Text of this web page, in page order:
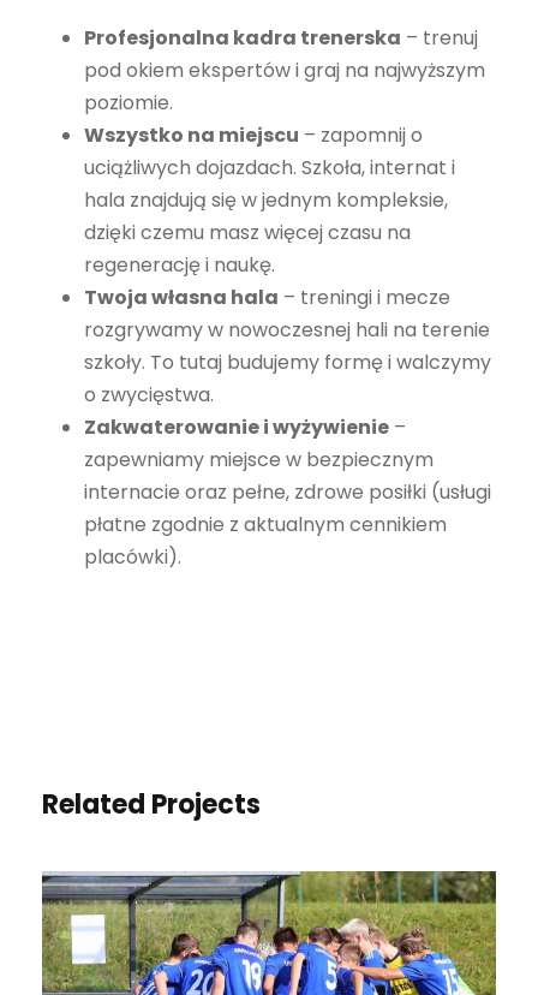
Profesjonalna kadra trenerska – trenuj
pod okiem ekspertów i graj na najwyższym
poziomie.
Wszystko na miejscu – zapomnij o
uciążliwych dojazdach. Szkoła, internat i
hala znajdują się w jednym kompleksie,
dzięki czemu masz więcej czasu na
regenerację i naukę.
Twoja własna hala – treningi i mecze
rozgrywamy w nowoczesnej hali na terenie
szkoły. To tutaj budujemy formę i walczymy
o zwycięstwa.
Zakwaterowanie i wyżywienie –
zapewniamy miejsce w bezpiecznym
internacie oraz pełne, zdrowe posiłki (usługi
płatne zgodnie z aktualnym cennikiem
placówki).
Related Projects